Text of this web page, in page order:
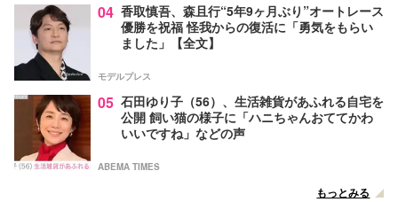
04 香取慎吾、森且行“5年9ヶ月ぶり”オートレース
優勝を祝福 怪我からの復活に「勇気をもらい
ました」【全文】
モデルプレス
05 石田ゆり子（56）、生活雑貨があふれる自宅を
公開 飼い猫の様子に「ハニちゃんおててかわ
いいですね」などの声
ABEMA TIMES
もっとみる